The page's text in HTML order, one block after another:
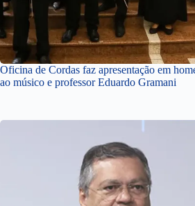
Oficina de Cordas faz apresentação em
ao músico e professor Eduardo Gramani